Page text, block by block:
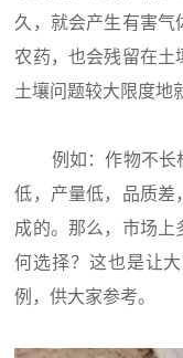
久，就会产生有害气
农药，也会残留在土
土壤问题较大限度地
例如：作物不长
低，产量低，品质差
成的。那么，市场上
何选择？这也是让
例，供大家参考。